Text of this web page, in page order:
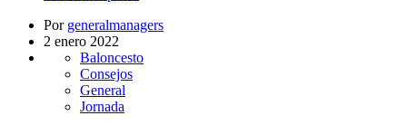
Por generalmanagers
2 enero 2022
Baloncesto
Consejos
General
Jornada